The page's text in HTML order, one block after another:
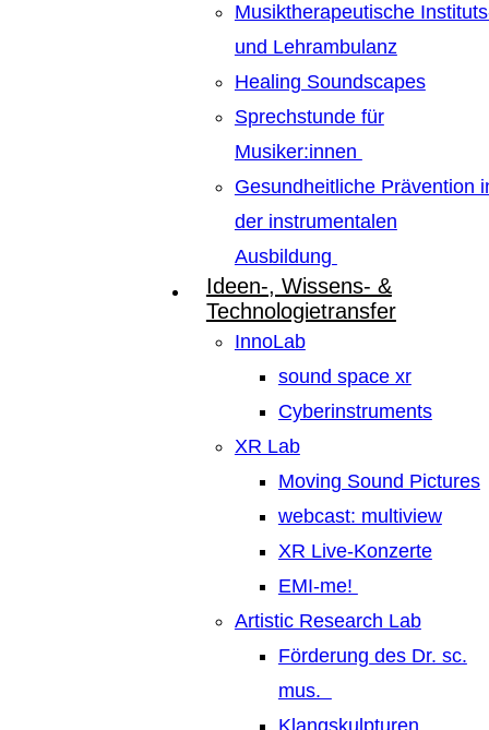
Musiktherapeutische
und Lehrambulanz
Healing Soundscapes
Sprechstunde für
Musiker:innen
Gesundheitliche Prävention
der instrumentalen
Ausbildung
Ideen-, Wissens- &
Technologietransfer
InnoLab
sound space xr
Cyberinstruments
XR Lab
Moving Sound Pictures
webcast: multiview
XR Live-Konzerte
EMI-me!
Artistic Research Lab
Förderung des Dr. sc.
mus.
Klangskulpturen